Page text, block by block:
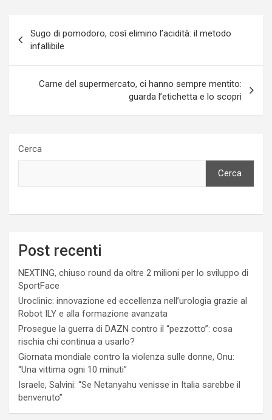
articoli
Sugo di pomodoro, così elimino l’acidità: il metodo
infallibile
Carne del supermercato, ci hanno sempre mentito:
guarda l’etichetta e lo scopri
Cerca
Cerca
Post recenti
NEXTING, chiuso round da oltre 2 milioni per lo sviluppo di
SportFace
Uroclinic: innovazione ed eccellenza nell’urologia grazie al
Robot ILY e alla formazione avanzata
Prosegue la guerra di DAZN contro il “pezzotto”: cosa
rischia chi continua a usarlo?
Giornata mondiale contro la violenza sulle donne, Onu:
“Una vittima ogni 10 minuti”
Israele, Salvini: “Se Netanyahu venisse in Italia sarebbe il
benvenuto”